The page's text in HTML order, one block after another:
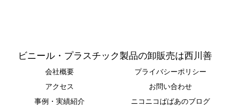
ビニール・プラスチック製品の卸販売は西川善
会社概要
プライバシーポリシー
アクセス
お問い合わせ
事例・実績紹介
ニコニコばばあのブログ